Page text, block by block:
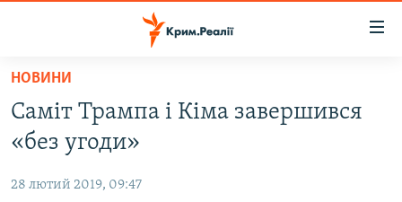
Перейти
основного
матеріалу
до
ВОДА.КРИМ
ВІДЕО ТА ФОТО
ПОЛІТИКА
НОВИНИ
Саміт Трампа і Кіма завершився
«без угоди»
28 лютий 2019, 09:47